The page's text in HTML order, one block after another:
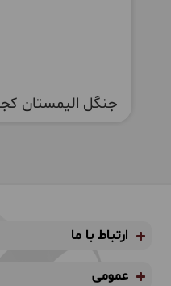
جنگل الیمستان
ارتباط با ما
عمومی